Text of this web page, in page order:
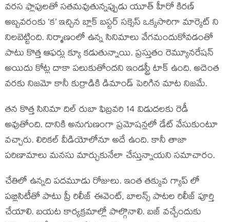
వరస ఫ్లాపులతో సతమవుతున్నప్పుడు యూత్ హీరో కిరణ్
అబ్బవరంకు ‘క’ ఇచ్చిన బ్లాక్ బస్టర్ సక్సెస్ ఒక్కసారిగా మార్కెట్ ని
నిలబెట్టింది. నిర్మాణంలో ఉన్న సినిమాలు వేగమందుకోవడంతో
పాటు కొత్త ఆఫర్లు క్యూ కడుతున్నాయి. ప్రస్తుతం రెమ్యూనరేషన్
అయిదు కోట్ల దాకా పలుకుతోందని ఇండస్ట్రీ టాక్ ఉంది. అదెంత
వరకు నిజమో కానీ కుర్రాడికి డిమాండ్ పెరిగిన మాట నిజమే.
తన కొత్త సినిమా దిల్ రుబా ఫిబ్రవరి 14 విడుదలకు రెడీ
అవుతోంది. దానికి అనుగుణంగా ప్రమోషన్లలో డేట్ వేసుకుంటూ
వచ్చారు. లిరికల్ వీడియోలోనూ అదే ఉంది. కానీ తాజా
పరిణామాలు మనసు మార్చుకునేలా చేస్తున్నాయని సమాచారం.
చేతిలో ఉన్నది పదమూడు రోజులు. ఇంత తక్కువ గ్యాప్ లో
పబ్లిసిటీతో పాటు ప్రీ రిలీజ్ ఈవెంట్, బాలన్స్ పాటల రిలీజ్ పూర్తి
చేయాలి. బయట కార్యక్రమాల్లో పాల్గొనాలి. బజ్ వచ్చేందుకు